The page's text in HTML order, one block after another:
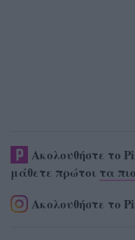
Ακολουθήστε το
μάθετε πρώτοι τα
Ακολουθήστε το